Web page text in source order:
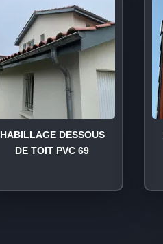
HABILLAGE DESSOUS
DE TOIT PVC 69